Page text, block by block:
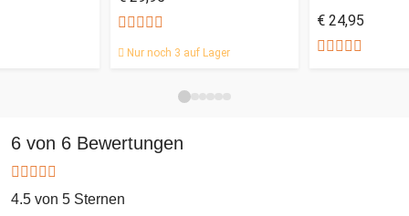
Nur noch 3 auf Lager
€ 24,95
6 von 6 Bewertungen
4.5 von 5 Sternen